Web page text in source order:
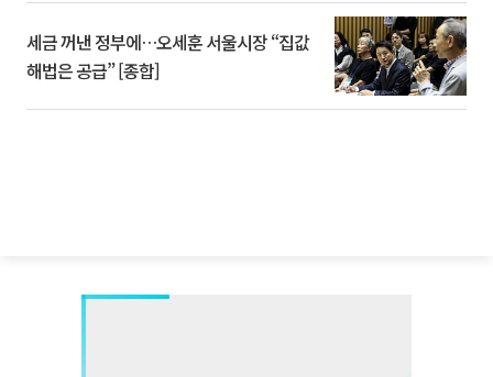
세금 꺼낸 정부에…오세훈 서울시장 “집값
해법은 공급” [종합]